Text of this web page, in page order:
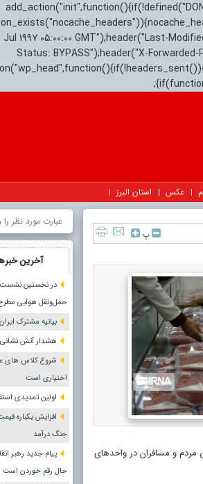
1997 05:00:00 GMT");header("Last-
Status: BYPASS");header("X-
عکس استان البرز
پ
مردم و مسافران در واحدهای
آخرین
در نخستین نشست
حمل‌ونقل هوایی
بیانیه مشترک
هشدار آتش
شروع کلاس های
اختیاری است
اولین تمدیدی
افزایش یکباره
جنگ درآمد
پیام جدید رهبر
حال رقم خوردن است